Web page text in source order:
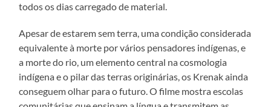
todos os dias carregado de material.
Apesar de estarem sem terra, uma condição considerada
equivalente à morte por vários pensadores indígenas, e
a morte do rio, um elemento central na cosmologia
indígena e o pilar das terras originárias, os Krenak ainda
conseguem olhar para o futuro. O filme mostra escolas